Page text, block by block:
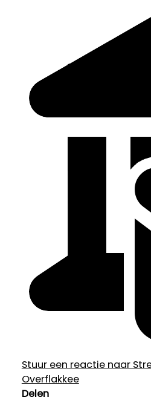
Stuur een reactie naar
Overflakkee
Delen